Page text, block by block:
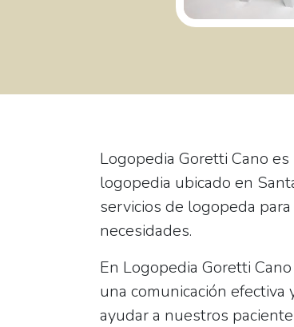
Logopedia Goretti Cano
logopedia ubicado en
servicios de logopeda
necesidades.
En Logopedia Goretti
una comunicación
ayudar a nuestros